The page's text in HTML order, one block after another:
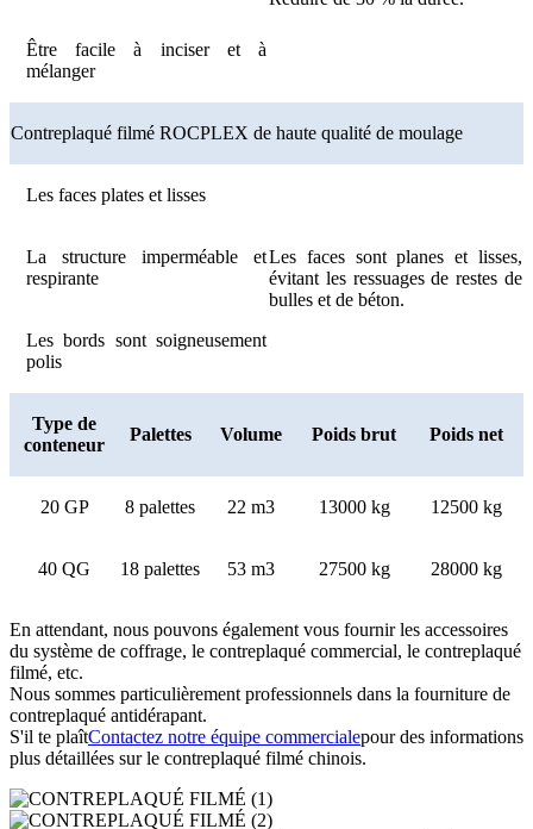
Être facile à inciser et à
mélanger
Contreplaqué filmé ROCPLEX de haute qualité de moulage
Les faces plates et lisses
Les faces sont planes et lisses,
évitant les ressuages ​​de restes de
bulles et de béton.
La structure imperméable et
respirante
Les bords sont soigneusement
polis
Type de
conteneur
Palettes Volume Poids brut Poids net
20 GP 8 palettes 22 m3 13000 kg 12500 kg
40 QG 18 palettes 53 m3 27500 kg 28000 kg
En attendant, nous pouvons également vous fournir les accessoires
du système de coffrage, le contreplaqué commercial, le contreplaqué
filmé, etc.
Nous sommes particulièrement professionnels dans la fourniture de
contreplaqué antidérapant.
S'il te plaîtContactez notre équipe commercialepour des informations
plus détaillées sur le contreplaqué filmé chinois.